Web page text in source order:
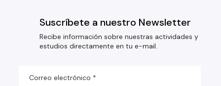
Suscríbete a nuestro Newsletter
Recibe información sobre nuestras actividades y
estudios directamente en tu e-mail.